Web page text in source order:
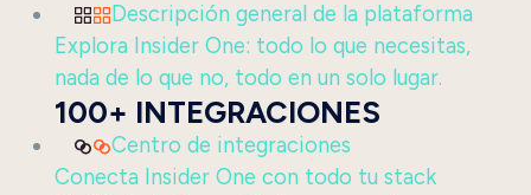
Descripción general de la plataforma
Explora Insider One: todo lo que necesitas,
nada de lo que no, todo en un solo lugar.
100+ INTEGRACIONES
Centro de integraciones
Conecta Insider One con todo tu stack